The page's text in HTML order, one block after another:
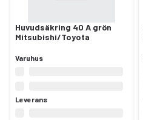
Huvudsäkring 40 A grön
Mitsubishi/Toyota
Varuhus
Leverans